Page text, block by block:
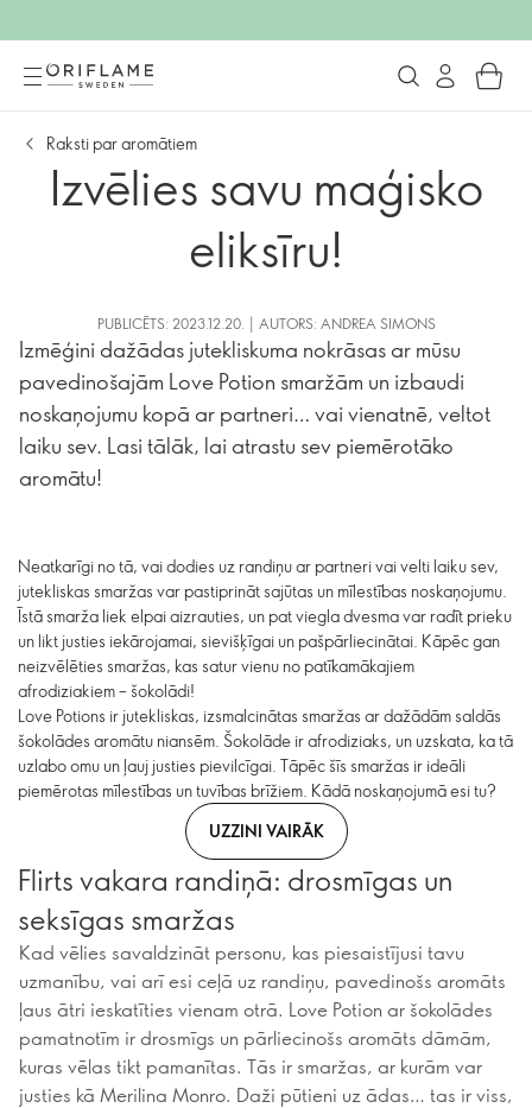
Raksti par aromātiem
Izvēlies savu maģisko
eliksīru!
PUBLICĒTS: 2023.12.20. | AUTORS: ANDREA SIMONS
Izmēģini dažādas jutekliskuma nokrāsas ar mūsu
pavedinošajām Love Potion smaržām un izbaudi
noskaņojumu kopā ar partneri… vai vienatnē, veltot
laiku sev. Lasi tālāk, lai atrastu sev piemērotāko
aromātu!
Neatkarīgi no tā, vai dodies uz randiņu ar partneri vai velti laiku sev,
jutekliskas smaržas var pastiprināt sajūtas un mīlestības noskaņojumu.
Īstā smarža liek elpai aizrauties, un pat viegla dvesma var radīt prieku
un likt justies iekārojamai, sievišķīgai un pašpārliecinātai. Kāpēc gan
neizvēlēties smaržas, kas satur vienu no patīkamākajiem
afrodiziakiem – šokolādi!
Love Potions ir jutekliskas, izsmalcinātas smaržas ar dažādām saldās
šokolādes aromātu niansēm. Šokolāde ir afrodiziaks, un uzskata, ka tā
uzlabo omu un ļauj justies pievilcīgai. Tāpēc šīs smaržas ir ideāli
piemērotas mīlestības un tuvības brīžiem. Kādā noskaņojumā esi tu?
UZZINI VAIRĀK
Flirts vakara randiņā: drosmīgas un
seksīgas smaržas
Kad vēlies savaldzināt personu, kas piesaistījusi tavu
uzmanību, vai arī esi ceļā uz randiņu, pavedinošs aromāts
ļaus ātri ieskatīties vienam otrā. Love Potion ar šokolādes
pamatnotīm ir drosmīgs un pārliecinošs aromāts dāmām,
kuras vēlas tikt pamanītas. Tās ir smaržas, ar kurām var
justies kā Merilina Monro. Daži pūtieni uz ādas… tas ir viss,